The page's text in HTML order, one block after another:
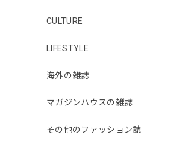
CULTURE
LIFESTYLE
海外の雑誌
マガジンハウスの雑誌
その他のファッション誌